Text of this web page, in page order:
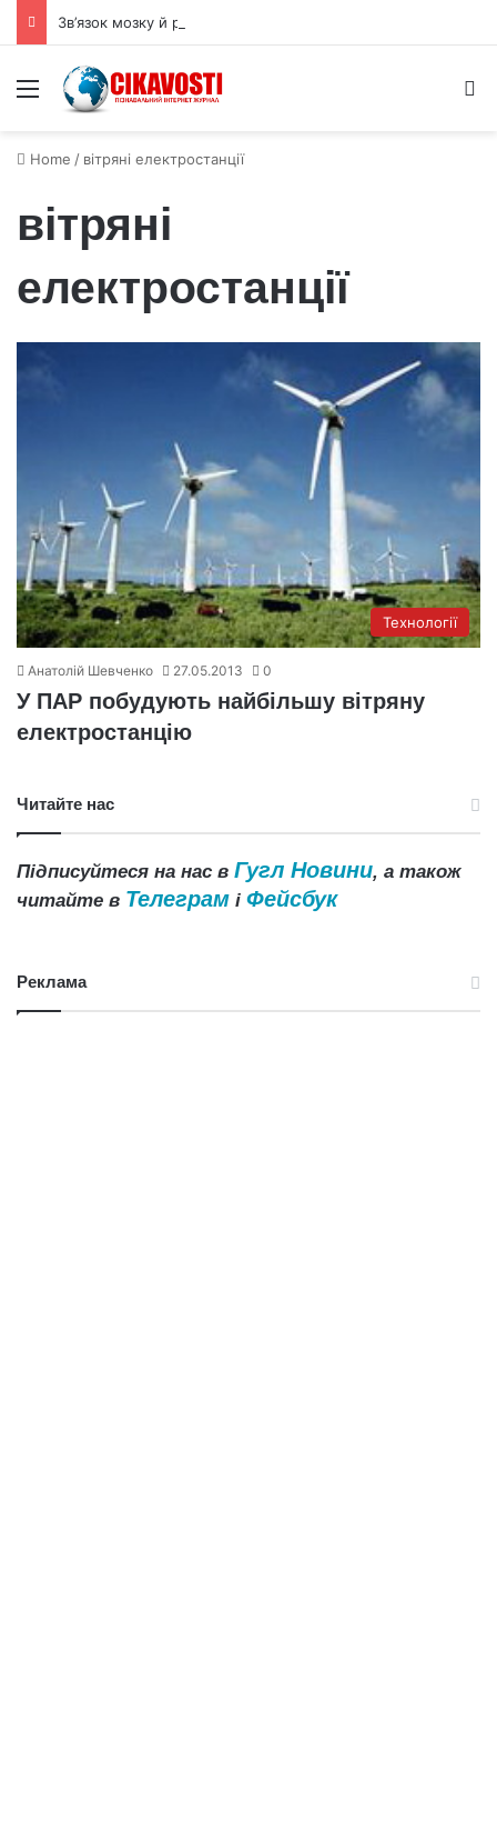
Menu
Home / вітряні електростанції
вітряні
електростанції
Технології
Анатолій Шевченко 27.05.2013 0
У ПАР побудують найбільшу вітряну
електростанцію
Читайте нас
Підписуйтеся на нас в Гугл Новини, а також
читайте в Телеграм і Фейсбук
Реклама